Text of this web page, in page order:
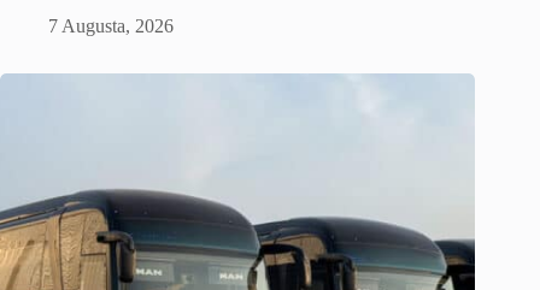
7 Augusta, 2026